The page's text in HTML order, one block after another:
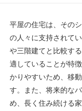
日
平屋の住宅は、その
の人々に支持されてい
や三階建てと比較す
適していることが特
かりやすいため、移
す。また、将来的な
め、長く住み続ける